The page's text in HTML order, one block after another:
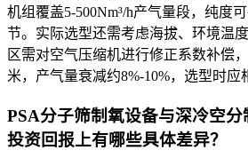
机组覆盖5-500Nm³/h产气量段，纯度
节。实际选型还需考虑海拔、环境温
区需对空气压缩机进行修正系数补偿
米，产气量衰减约8%-10%，选型时应
PSA分子筛制氧设备与深冷空
投资回报上有哪些具体差异？